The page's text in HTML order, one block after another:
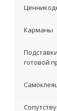
Карманы
готовой